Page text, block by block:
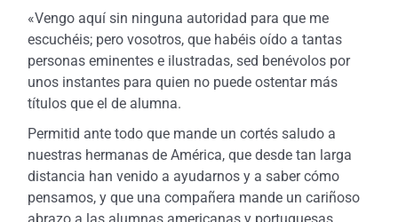
«Vengo aquí sin ninguna autoridad para que me
escuchéis; pero vosotros, que habéis oído a tantas
personas eminentes e ilustradas, sed benévolos por
unos instantes para quien no puede ostentar más
títulos que el de alumna.
Permitid ante todo que mande un cortés saludo a
nuestras hermanas de América, que desde tan larga
distancia han venido a ayudarnos y a saber cómo
pensamos, y que una compañera mande un cariñoso
abrazo a las alumnas americanas y portuguesas.